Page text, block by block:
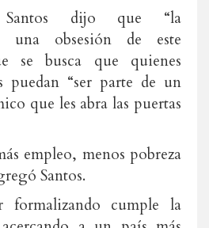
Santos dijo que “la
una obsesión de este
se busca que quienes
puedan “ser parte de un
que les abra las puertas
empleo, menos pobreza
Santos.
formalizando cumple la